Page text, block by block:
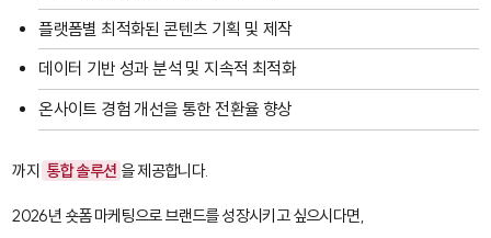
플랫폼별 최적화된 콘텐츠 기획 및 제작
데이터 기반 성과 분석 및 지속적 최적화
온사이트 경험 개선을 통한 전환율 향상
까지 통합 솔루션 을 제공합니다.
2026년 숏폼 마케팅으로 브랜드를 성장시키고 싶으시다면,